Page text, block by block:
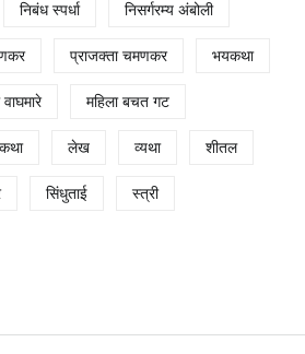
निबंध स्पर्धा निसर्गरम्य अंबोली
प्राजक्ता चमणकर भयकथा
वाघमारे महिला बचत गट
लेख व्यथा शीतल
सिंधुताई स्त्री